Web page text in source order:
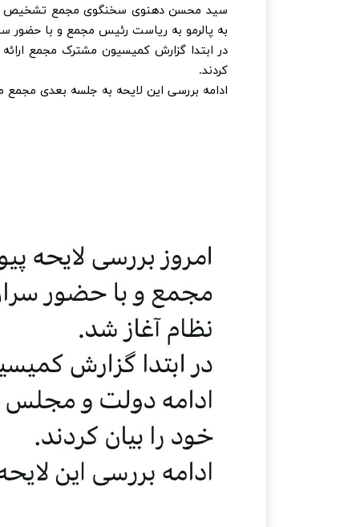
سید محسن دهنوی سخنگوی مجمع تشخیص
به پالرمو به ریاست رئیس مجمع و با
در ابتدا گزارش کمیسیون مشترک مجمع
کردند.
ادامه بررسی این لایحه به جلسه بعدی